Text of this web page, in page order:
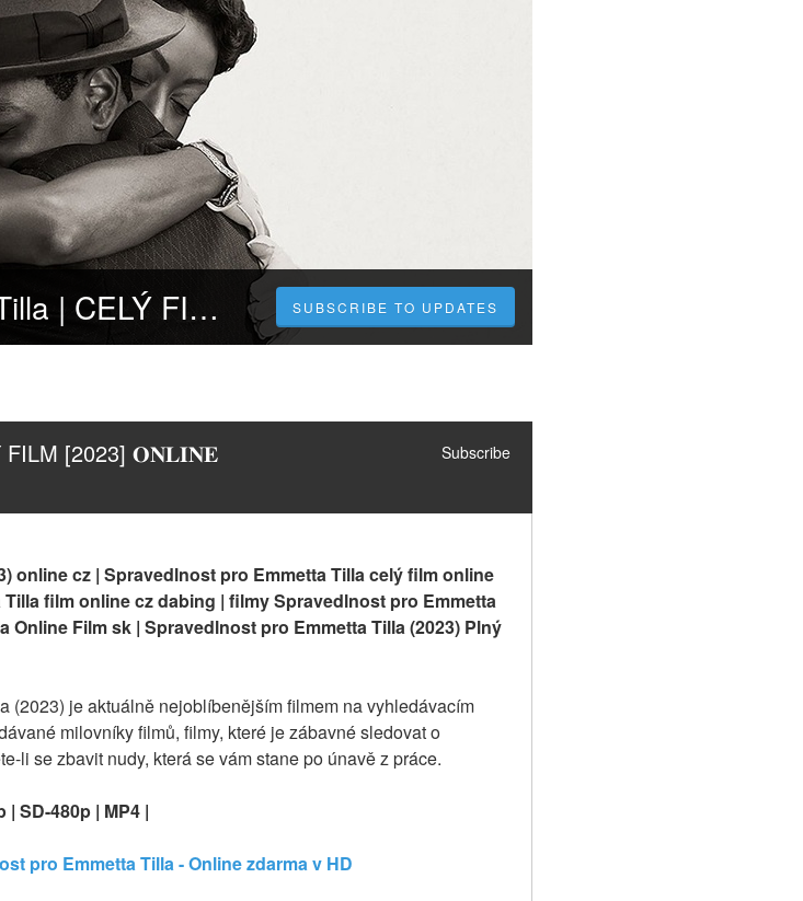
Spravedlnost pro Emmetta Tilla | CELÝ FILM [2023] 𝐎𝐍𝐋𝐈𝐍𝐄 ZDARMA CZ/SK DABING I TITULKY SUBSCRIBE TO UPDATES
FILM [2023] 𝐎𝐍𝐋𝐈𝐍𝐄
Subscribe
online cz | Spravedlnost pro Emmetta Tilla celý film online
film online cz dabing | filmy Spravedlnost pro Emmetta
Film sk | Spravedlnost pro Emmetta Tilla (2023) Plný
(2023) je aktuálně nejoblíbenějším filmem na vyhledávacím
milovníky filmů, filmy, které je zábavné sledovat o
li se zbavit nudy, která se vám stane po únavě z práce.
| SD-480p | MP4 |
pro Emmetta Tilla - Online zdarma v HD